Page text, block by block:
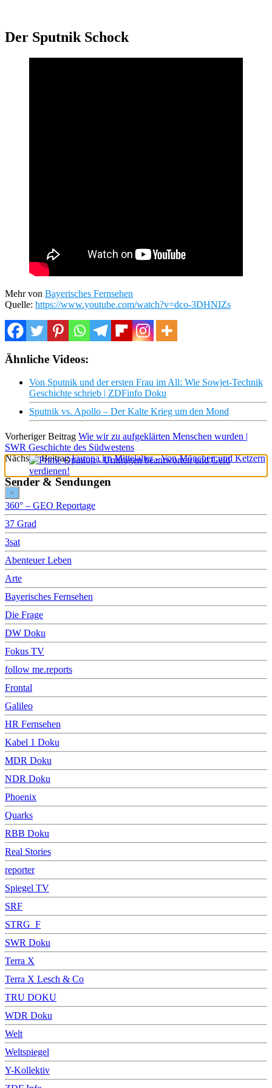
Der Sputnik Schock
Mehr von Bayerisches Fernsehen
Quelle: https://www.youtube.com/watch?v=dco-3DHNIZs
Ähnliche Videos:
Von Sputnik und der ersten Frau im All: Wie Sowjet-Technik
Geschichte schrieb | ZDFinfo Doku
Sputnik vs. Apollo – Der Kalte Krieg um den Mond
Vorheriger Beitrag Wie wir zu aufgeklärten Menschen wurden |
SWR Geschichte des Südwestens
Nächster Beitrag Europa im Mittelalter - Von Mönchen und Ketzern
Sender & Sendungen
360° – GEO Reportage
37 Grad
3sat
Abenteuer Leben
Arte
Bayerisches Fernsehen
Die Frage
DW Doku
Fokus TV
follow me.reports
Frontal
Galileo
HR Fernsehen
Kabel 1 Doku
MDR Doku
NDR Doku
Phoenix
Quarks
RBB Doku
Real Stories
reporter
Spiegel TV
SRF
STRG_F
SWR Doku
Terra X
Terra X Lesch & Co
TRU DOKU
WDR Doku
Welt
Weltspiegel
Y-Kollektiv
×